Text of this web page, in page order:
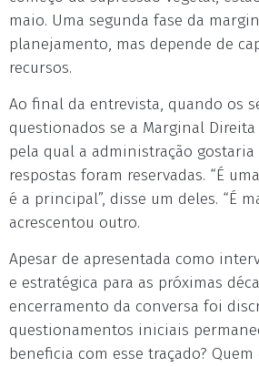
maio. Uma segunda fase da
planejamento, mas depende de
recursos.
Ao final da entrevista, quando os
questionados se a Marginal
pela qual a administração gostaria
respostas foram reservadas. “É
é a principal”, disse um deles. “É
acrescentou outro.
Apesar de apresentada como
e estratégica para as próximas
encerramento da conversa foi
questionamentos iniciais
beneficia com esse traçado?